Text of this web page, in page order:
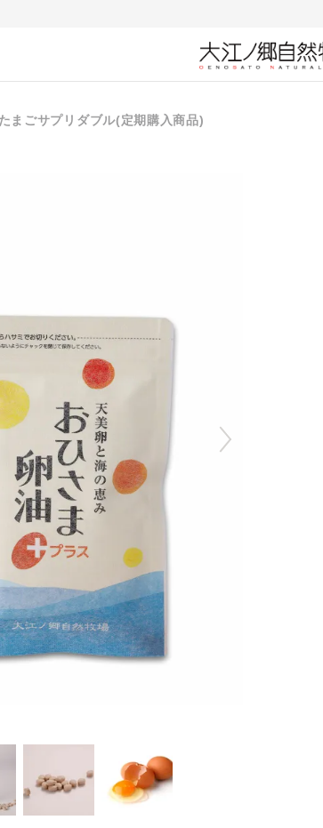
まごサプリダブル(定期購入商品)